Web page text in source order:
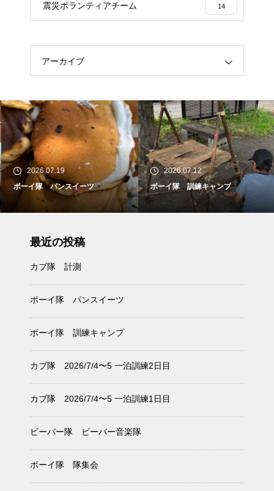
震災ボランティアチーム 14
アーカイブ
2026.07.19
ボーイ隊 パンスイーツ
2026.07.12
ボーイ隊 訓練キャンプ
最近の投稿
カブ隊 計測
ボーイ隊 パンスイーツ
ボーイ隊 訓練キャンプ
カブ隊 2026/7/4〜5 一泊訓練2日目
カブ隊 2026/7/4〜5 一泊訓練1日目
ビーバー隊 ビーバー音楽隊
ボーイ隊 隊集会